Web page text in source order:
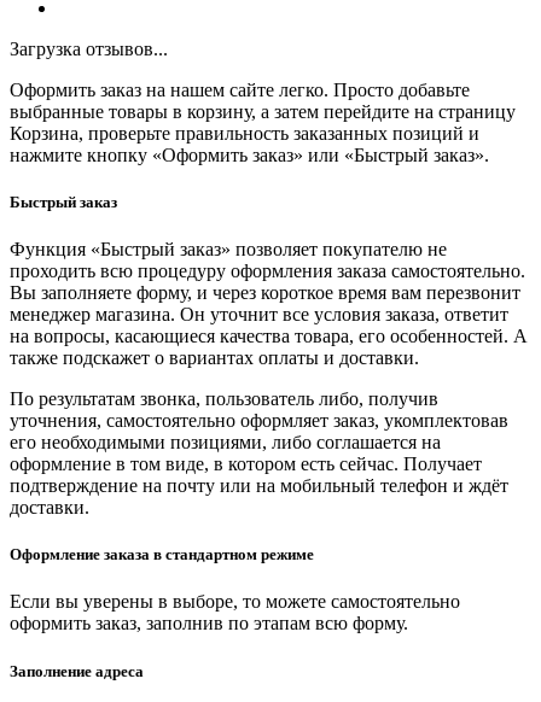
Загрузка отзывов...
Оформить заказ на нашем сайте легко. Просто добавьте
выбранные товары в корзину, а затем перейдите на страницу
Корзина, проверьте правильность заказанных позиций и
нажмите кнопку «Оформить заказ» или «Быстрый заказ».
Быстрый заказ
Функция «Быстрый заказ» позволяет покупателю не
проходить всю процедуру оформления заказа самостоятельно.
Вы заполняете форму, и через короткое время вам перезвонит
менеджер магазина. Он уточнит все условия заказа, ответит
на вопросы, касающиеся качества товара, его особенностей. А
также подскажет о вариантах оплаты и доставки.
По результатам звонка, пользователь либо, получив
уточнения, самостоятельно оформляет заказ, укомплектовав
его необходимыми позициями, либо соглашается на
оформление в том виде, в котором есть сейчас. Получает
подтверждение на почту или на мобильный телефон и ждёт
доставки.
Оформление заказа в стандартном режиме
Если вы уверены в выборе, то можете самостоятельно
оформить заказ, заполнив по этапам всю форму.
Заполнение адреса